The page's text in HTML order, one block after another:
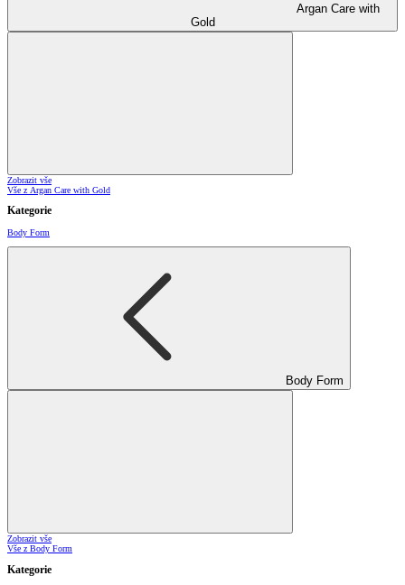
Argan Care with
Gold
Zobrazit vše
Vše z Argan Care with Gold
Kategorie
Body Form
Body Form
Zobrazit vše
Vše z Body Form
Kategorie